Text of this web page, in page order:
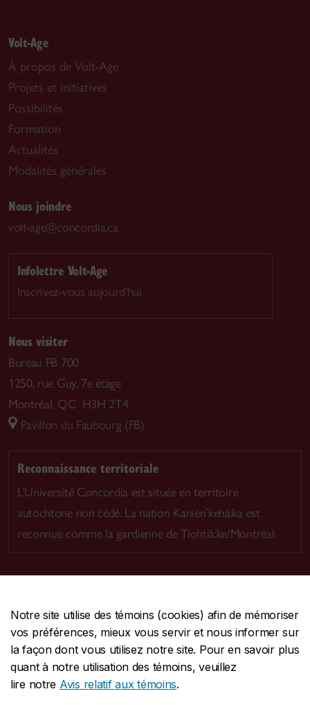
Notre site utilise des témoins (cookies) afin de mémoriser
vos préférences, mieux vous servir et nous informer sur
la façon dont vous utilisez notre site. Pour en savoir plus
quant à notre utilisation des témoins, veuillez
lire notre Avis relatif aux témoins.
Volt-Age
À propos de Volt-Age
Projets et initiatives
Possibilités
Formation
Actualités
Modalités générales
Nous joindre
volt-age@concordia.ca
Infolettre Volt-Age
Inscrivez-vous aujourd'hui
Nous visiter
Bureau FB 700
1250, rue Guy, 7e étage
Montréal, QC H3H 2T4
Pavillon du Faubourg (FB)
Reconnaissance territoriale
L’Université Concordia est située en territoire
autochtone non cédé. La nation Kanien’kehá:ka est
reconnue comme la gardienne de Tiohtià:ke/Montréal.
CENTRALE514-848-2424
URGENCE514-848-3717
Protection et prévention | Accessibilité | Confidentialité
Conditions d'utilisation |